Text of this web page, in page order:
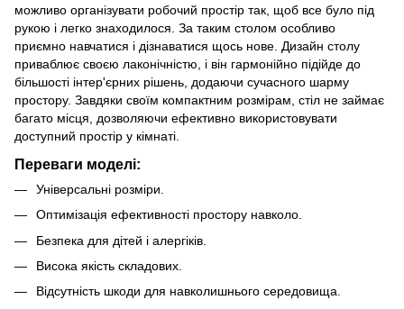
можливо організувати робочий простір так, щоб все було під
рукою і легко знаходилося. За таким столом особливо
приємно навчатися і дізнаватися щось нове. Дизайн столу
приваблює своєю лаконічністю, і він гармонійно підійде до
більшості інтер'єрних рішень, додаючи сучасного шарму
простору. Завдяки своїм компактним розмірам, стіл не займає
багато місця, дозволяючи ефективно використовувати
доступний простір у кімнаті.
Переваги моделі:
Універсальні розміри.
Оптимізація ефективності простору навколо.
Безпека для дітей і алергіків.
Висока якість складових.
Відсутність шкоди для навколишнього середовища.